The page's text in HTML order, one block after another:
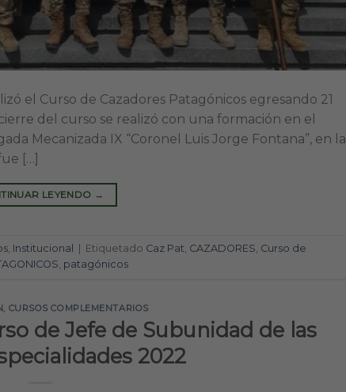
el Curso de Cazadores Patagónicos egresando 21
del curso se realizó con una formación en el
Mecanizada IX “Coronel Luis Jorge Fontana”, en la
[…]
LEYENDO →
, Institucional Etiquetado Caz Pat, CAZADORES, Curso de
, patagónicos
, CURSOS COMPLEMENTARIOS
de Jefe de Subunidad de las
2022